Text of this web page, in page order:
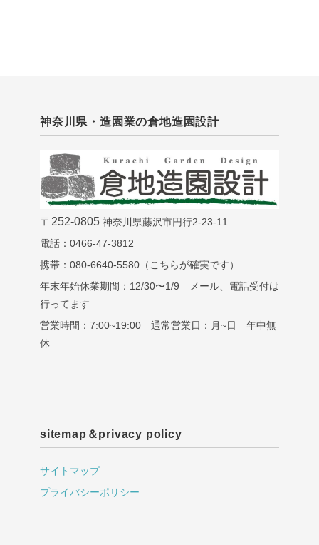
神奈川県・造園業の倉地造園設計
〒252-0805 神奈川県藤沢市円行2-23-11
電話：0466-47-3812
携帯：080-6640-5580（こちらが確実です）
年末年始休業期間：12/30〜1/9 メール、電話受付は
行ってます
営業時間：7:00~19:00 通常営業日：月~日 年中無
休
sitemap＆privacy policy
サイトマップ
プライバシーポリシー